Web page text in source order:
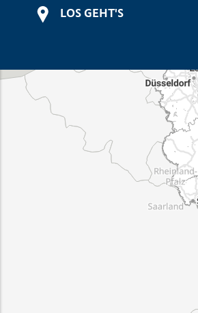
LOS GEHT'S